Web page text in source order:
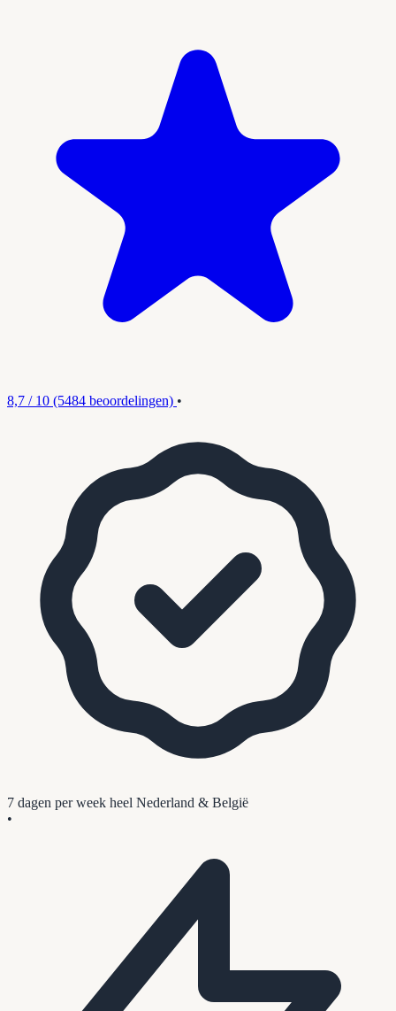
8,7 / 10 (5484 beoordelingen) •
7 dagen per week heel Nederland & België
•